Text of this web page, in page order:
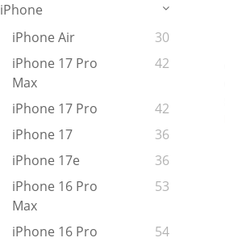
iPhone
iPhone Air
30
iPhone 17 Pro
Max
42
iPhone 17 Pro
42
iPhone 17
36
iPhone 17e
36
iPhone 16 Pro
Max
53
iPhone 16 Pro
54